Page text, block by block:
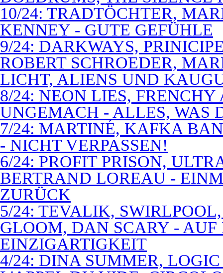
10/24: TRADTÖCHTER,
KENNEY - GUTE GEFÜHLE
9/24: DARKWAYS,
ROBERT SCHROEDER,
LICHT, ALIENS UND
8/24: NEON LIES,
UNGEMACH - ALLES, WAS
7/24: MARTINÉ, KAFKA
- NICHT VERPASSEN!
6/24: PROFIT PRISON,
BERTRAND LOREAU -
ZURÜCK
5/24: TEVALIK,
GLOOM, DAN SCARY -
EINZIGARTIGKEIT
4/24: DINA SUMMER,